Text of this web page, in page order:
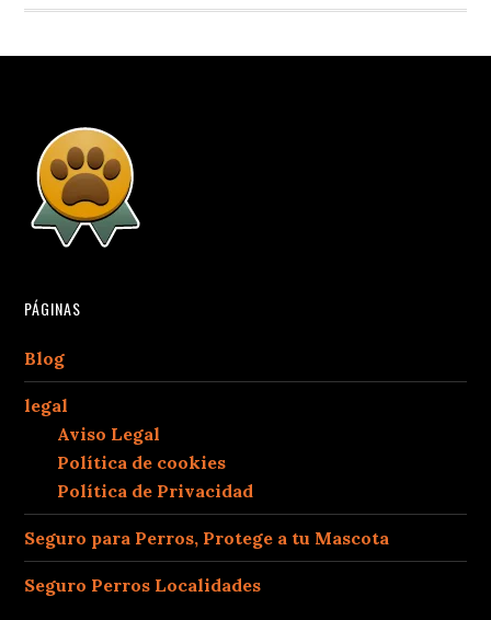
PÁGINAS
Blog
legal
Aviso Legal
Política de cookies
Política de Privacidad
Seguro para Perros, Protege a tu Mascota
Seguro Perros Localidades